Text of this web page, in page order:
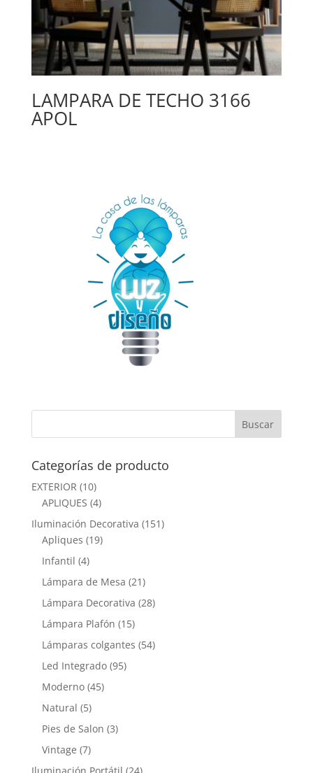
LAMPARA DE TECHO 3166
APOL
Categorías de producto
EXTERIOR (10)
APLIQUES (4)
Iluminación Decorativa (151)
Apliques (19)
Infantil (4)
Lámpara de Mesa (21)
Lámpara Decorativa (28)
Lámpara Plafón (15)
Lámparas colgantes (54)
Led Integrado (95)
Moderno (45)
Natural (5)
Pies de Salon (3)
Vintage (7)